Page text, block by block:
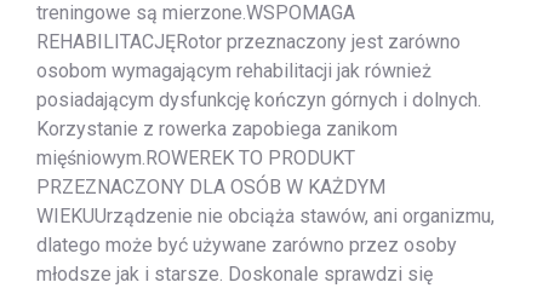
treningowe są mierzone.WSPOMAGA
REHABILITACJĘRotor przeznaczony jest zarówno
osobom wymagającym rehabilitacji jak również
posiadającym dysfunkcję kończyn górnych i dolnych.
Korzystanie z rowerka zapobiega zanikom
mięśniowym.ROWEREK TO PRODUKT
PRZEZNACZONY DLA OSÓB W KAŻDYM
WIEKUUrządzenie nie obciąża stawów, ani organizmu,
dlatego może być używane zarówno przez osoby
młodsze jak i starsze. Doskonale sprawdzi się